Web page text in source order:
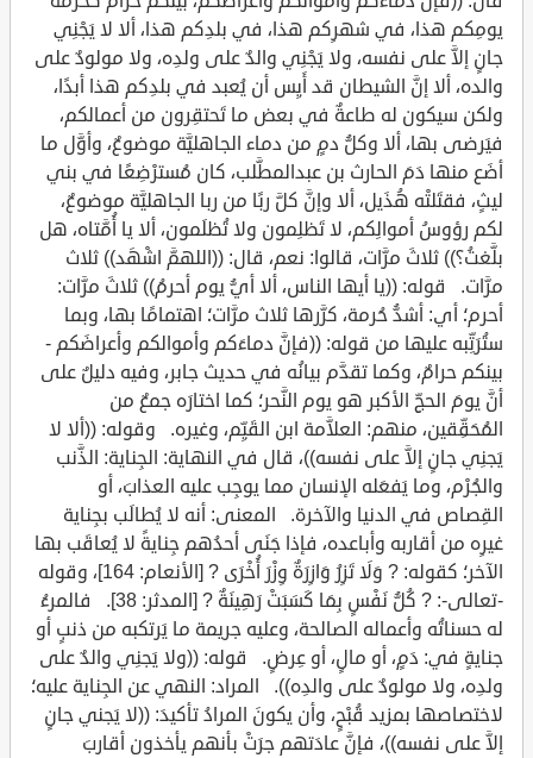
يومِكم هذا، في شهرِكم هذا، في بلدِكم هذا، ألا لا يَجْنِي
جانٍ إلاَّ على نفسه، ولا يَجْنِي والدٌ على ولدِه، ولا مولودٌ على
والده، ألا إنَّ الشيطان قد أَيِس أن يُعبد في بلدِكم هذا أبدًا،
ولكن سيكون له طاعةٌ في بعض ما تَحتقِرون من أعمالكم،
فيَرضى بها، ألا وكلُّ دمٍ من دماء الجاهليَّة موضوعٌ، وأوَّل ما
أضَع منها دَمَ الحارث بن عبدالمطَّلب، كان مُسترْضِعًا في بني
ليثٍ، فقتَلتْه هُذَيل، ألا وإنَّ كلَّ ربًا من ربا الجاهليَّة موضوعٌ،
لكم رؤوسُ أموالِكم، لا تَظلِمون ولا تُظلَمون، ألا يا أُمَّتاه، هل
بلَّغتُ؟)) ثلاثَ مرَّات، قالوا: نعم، قال: ((اللهمَّ اشْهَد)) ثلاث
مرَّات. قوله: ((يا أيها الناس، ألا أيُّ يوم أحرمُ)) ثلاثَ مرَّات:
أحرم؛ أي: أشدُّ حُرمة، كرَّرها ثلاث مرَّات؛ اهتمامًا بها، وبما
ستُرَتِّبه عليها من قوله: ((فإنَّ دماءَكم وأموالكم وأعراضَكم -
بينكم حرامٌ، وكما تقدَّم بيانُه في حديث جابر، وفيه دليلٌ على
أنَّ يومَ الحجِّ الأكبر هو يوم النَّحر؛ كما اختارَه جمعٌ من
المُحَقِّقين، منهم: العلاَّمة ابن القَيِّم، وغيره. وقوله: ((ألا لا
يَجنِي جانٍ إلاَّ على نفسه))، قال في النهاية: الجِناية: الذَّنب
والجُرْم، وما يَفعَله الإنسان مما يوجِب عليه العذابَ، أو
القِصاص في الدنيا والآخرة. المعنى: أنه لا يُطالَب بجِناية
غيرِه من أقاربه وأباعده، فإذا جَنَى أحدُهم جِنايةً لا يُعاقَب بها
الآخر؛ كقوله: ? وَلَا تَزِرُ وَازِرَةٌ وِزْرَ أُخْرَى ? [الأنعام: 164]، وقوله
-تعالى-: ? كُلُّ نَفْسٍ بِمَا كَسَبَتْ رَهِينَةٌ ? [المدثر: 38]. فالمرءُ
له حسناتُه وأعماله الصالحة، وعليه جريمة ما يَرتكبه من ذنبٍ أو
جنايةٍ في: دَمٍ، أو مالٍ، أو عِرضٍ. قوله: ((ولا يَجنِي والدٌ على
ولدِه، ولا مولودٌ على والدِه)). المراد: النهي عن الجِناية عليه؛
لاختصاصها بمزيد قُبْحٍ، وأن يكونَ المرادُ تأكيدَ: ((لا يَجني جانٍ
إلاَّ على نفسه))، فإنَّ عادَتهم جرَتْ بأنهم يأخذون أقاربَ